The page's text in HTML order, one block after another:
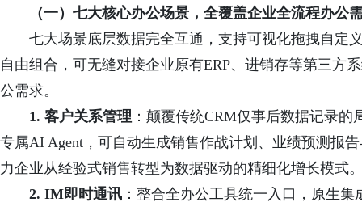
（一）七大核心办公场景，全覆盖企业全流程办公
七大场景底层数据完全互通，支持可视化拖拽自定
自由组合，可无缝对接企业原有ERP、进销存等第三方
公需求。
1. 客户关系管理 ：颠覆传统CRM仅事后数据记录
专属AI Agent，可自动生成销售作战计划、业绩预测报
力企业从经验式销售转型为数据驱动的精细化增长模式
2. IM即时通讯 ：整合全办公工具统一入口，原生